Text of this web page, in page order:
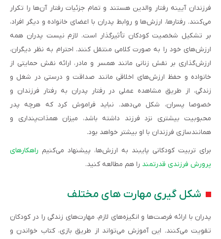
فرزندان آیینه رفتار والدین هستند و تمام جزئیات رفتار آن‌ها را تکرار
می‌کنند. رفتارها، ارزش‌ها و روابط پدران با اعضای خانواده و دیگر افراد،
بر تشکیل شخصیت کودکان تأثیرگذار است. لازم نیست پدران همه
ارزش‌های خود را به صورت کلامی منتقل کنند. احترام به نظر دیگران،
ارزش‌گذاری بر نقش زنانی مانند همسر و مادر، ارائه نقش حمایتی از
خانواده و حفظ ارزش‌های اخلاقی مانند صداقت و درستی در شغل و
زندگی، از طریق مشاهده عملی در رفتار پدران به رفتار فرزندان و
خصوصا پسران، شکل می‌دهد. نباید فراموش کرد که هرچه پدر
محبوبیت بیشتری نزد فرزند داشته باشد، میزان همذات‌پنداری و
همانندسازی فرزندان با او بیشتر خواهد بود.
برای تربیت کودکانی پایبند به ارزش‌ها، پیشنهاد می‌کنیم راهکارهای
پرورش فرزندی قدرتمند را هم مطالعه کنید.
شکل گیری مهارت های مختلف
پدران با ارائه فرصت‌ها و انگیزه‌های لازم، مهارت‌های زندگی را در کودکان
تقویت می‌کنند. این آموزش می‌تواند از طریق بازی، کتاب خواندن و